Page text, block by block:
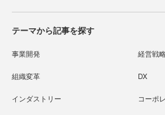
テーマから記事を探す
事業開発 経営戦
組織変革 DX
インダストリー コーポ